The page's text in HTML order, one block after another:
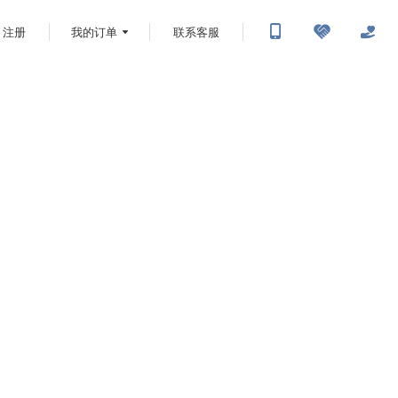
注册 我的订单 联系客服